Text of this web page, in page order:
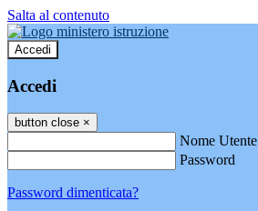
Salta al contenuto
Accedi
Accedi
button close ×
Nome Utente
Password
Password dimenticata?